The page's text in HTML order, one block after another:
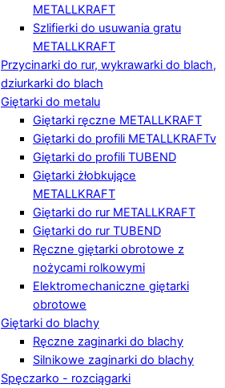
METALLKRAFT
Szlifierki do usuwania gratu
METALLKRAFT
Przycinarki do rur, wykrawarki do blach,
dziurkarki do blach
Giętarki do metalu
Giętarki ręczne METALLKRAFT
Giętarki do profili METALLKRAFTv
Giętarki do profili TUBEND
Giętarki żłobkujące
METALLKRAFT
Giętarki do rur METALLKRAFT
Giętarki do rur TUBEND
Ręczne giętarki obrotowe z
nożycami rolkowymi
Elektromechaniczne giętarki
obrotowe
Giętarki do blachy
Ręczne zaginarki do blachy
Silnikowe zaginarki do blachy
Spęczarko - rozciągarki